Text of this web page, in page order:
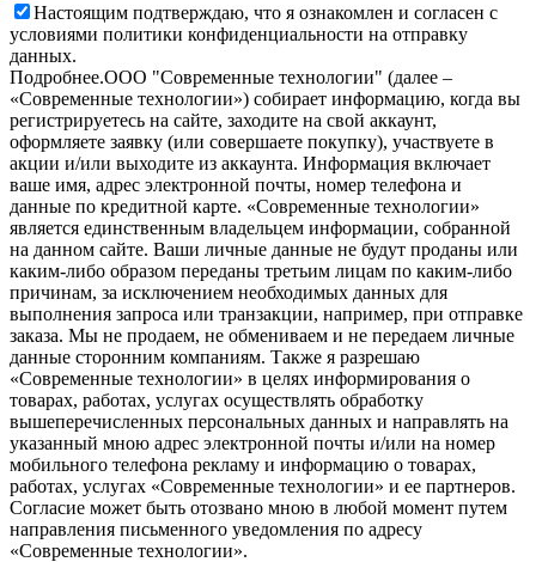
Настоящим подтверждаю, что я ознакомлен и согласен с
условиями политики конфиденциальности на отправку
данных.
Подробнее.OOO "Современные технологии" (далее –
«Современные технологии») собирает информацию, когда вы
регистрируетесь на сайте, заходите на свой аккаунт,
оформляете заявку (или совершаете покупку), участвуете в
акции и/или выходите из аккаунта. Информация включает
ваше имя, адрес электронной почты, номер телефона и
данные по кредитной карте. «Современные технологии»
является единственным владельцем информации, собранной
на данном сайте. Ваши личные данные не будут проданы или
каким-либо образом переданы третьим лицам по каким-либо
причинам, за исключением необходимых данных для
выполнения запроса или транзакции, например, при отправке
заказа. Мы не продаем, не обмениваем и не передаем личные
данные сторонним компаниям. Также я разрешаю
«Современные технологии» в целях информирования о
товарах, работах, услугах осуществлять обработку
вышеперечисленных персональных данных и направлять на
указанный мною адрес электронной почты и/или на номер
мобильного телефона рекламу и информацию о товарах,
работах, услугах «Современные технологии» и ее партнеров.
Согласие может быть отозвано мною в любой момент путем
направления письменного уведомления по адресу
«Современные технологии».